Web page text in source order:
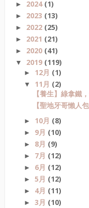
► 2024 (1)
► 2023 (13)
► 2022 (25)
► 2021 (21)
► 2020 (41)
▼ 2019 (119)
► 12月 (1)
▼ 11月 (2)
【養生】綠拿鐵
【聖地牙哥懶人
► 10月 (8)
► 9月 (10)
► 8月 (9)
► 7月 (12)
► 6月 (12)
► 5月 (12)
► 4月 (11)
► 3月 (10)